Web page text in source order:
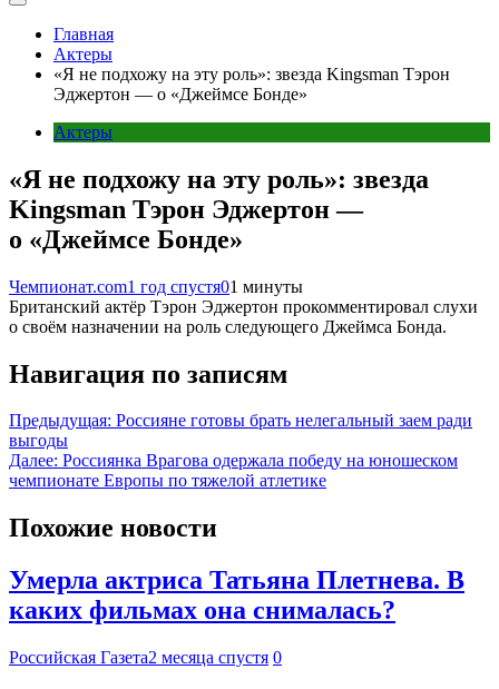
Главная
Актеры
«Я не подхожу на эту роль»: звезда Kingsman Тэрон
Эджертон — о «Джеймсе Бонде»
Актеры
«Я не подхожу на эту роль»: звезда
Kingsman Тэрон Эджертон —
о «Джеймсе Бонде»
Чемпионат.com1 год спустя01 минуты
Британский актёр Тэрон Эджертон прокомментировал слухи
о своём назначении на роль следующего Джеймса Бонда.
Навигация по записям
Предыдущая: Россияне готовы брать нелегальный заем ради
выгоды
Далее: Россиянка Врагова одержала победу на юношеском
чемпионате Европы по тяжелой атлетике
Похожие новости
Умерла актриса Татьяна Плетнева. В
каких фильмах она снималась?
Российская Газета2 месяца спустя 0